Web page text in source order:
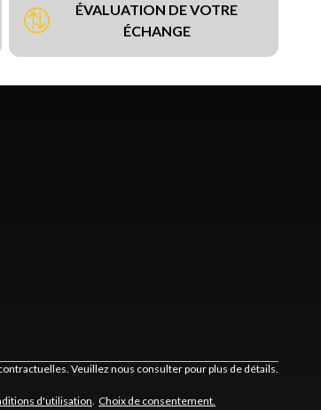
ÉVALUATION DE VOTRE
ÉCHANGE
Veuillez nous consulter pour plus de détails.
d'utilisation. Choix de consentement.